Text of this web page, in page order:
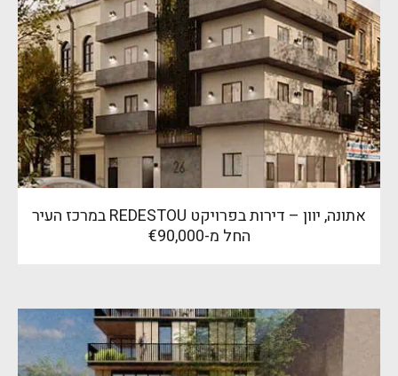
אתונה, יוון – דירות בפרויקט REDESTOU במרכז העיר
החל מ-€90,000